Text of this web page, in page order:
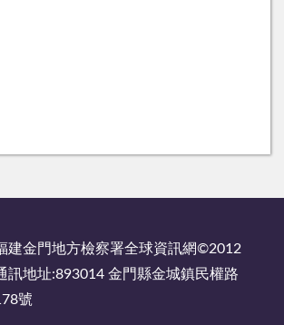
建金門地方檢察署全球資訊網©2012
訊地址:893014 金門縣金城鎮民權路
號